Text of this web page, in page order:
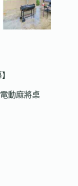
動麻將桌